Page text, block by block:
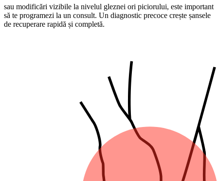
sau modificări vizibile la nivelul gleznei ori piciorului, este important
să te programezi la un consult. Un diagnostic precoce crește șansele
de recuperare rapidă și completă.